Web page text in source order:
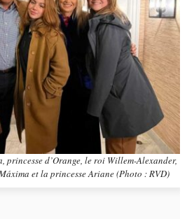
d’Orange, le roi Willem-Alexander,
et la princesse Ariane (Photo : RVD)